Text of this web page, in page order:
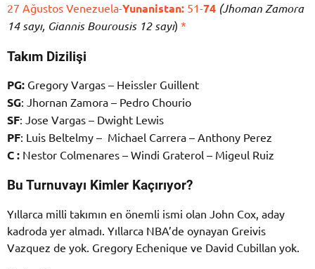
27 Ağustos Venezuela-Yunanistan: 51-74 (Jhoman Zamora
14 sayı, Giannis Bourousis 12 sayı) *
Takım Dizilişi
PG: Gregory Vargas – Heissler Guillent
SG: Jhornan Zamora – Pedro Chourio
SF: Jose Vargas – Dwight Lewis
PF: Luis Beltelmy – Michael Carrera – Anthony Perez
C : Nestor Colmenares – Windi Graterol – Migeul Ruiz
Bu Turnuvayı Kimler Kaçırıyor?
Yıllarca milli takımın en önemli ismi olan John Cox, aday
kadroda yer almadı. Yıllarca NBA’de oynayan Greivis
Vazquez de yok. Gregory Echenique ve David Cubillan yok.